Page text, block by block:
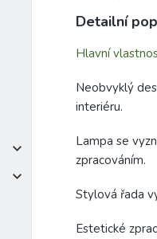
Detailní
Hlavní
Neobvyklý
interiéru.
Lampa se
zpracováním.
Stylová řada
Estetické